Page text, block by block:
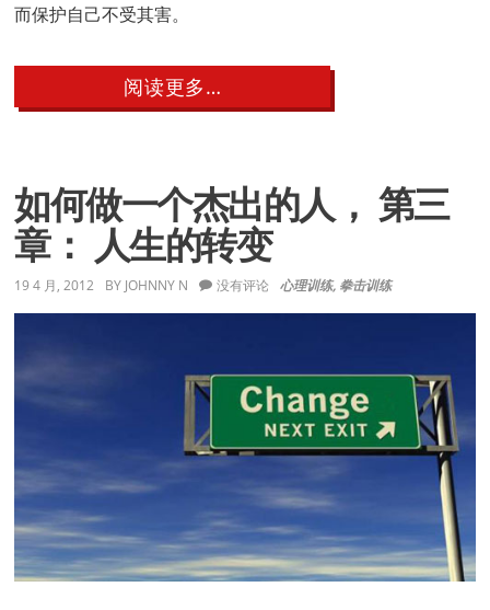
而保护自己不受其害。
阅读更多…
如
个
杰
出
的
人,
第
章：
负
面
力
量
如何做一个杰出的人， 第三
章： 人生的转变
19 4 月, 2012 BY JOHNNY N 心理训练, 拳击训练
没有评论